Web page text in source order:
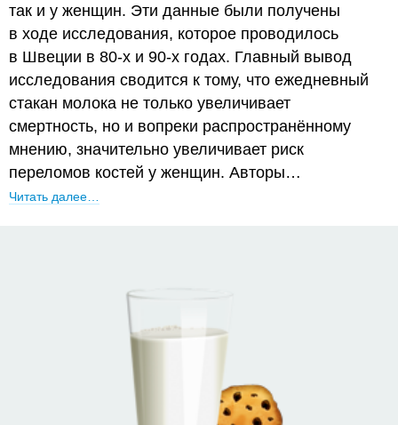
так и у женщин. Эти данные были получены
в ходе исследования, которое проводилось
в Швеции в 80-х и 90-х годах. Главный вывод
исследования сводится к тому, что ежедневный
стакан молока не только увеличивает
смертность, но и вопреки распространённому
мнению, значительно увеличивает риск
переломов костей у женщин. Авторы…
Читать далее…